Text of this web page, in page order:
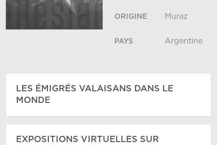
ORIGINE Muraz
PAYS Argentine
LES ÉMIGRÉS VALAISANS DANS LE
MONDE
EXPOSITIONS VIRTUELLES SUR